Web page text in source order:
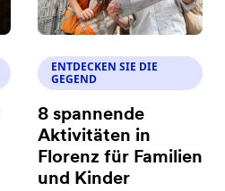
ENTDECKEN SIE DIE
GEGEND
8 spannende
Aktivitäten in
Florenz für Familien
und Kinder